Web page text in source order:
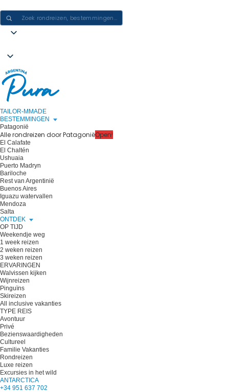
TAILOR-MMADE
BESTEMMINGEN
Patagonië
Alle rondreizen door PatagoniëOpen!
El Calafate
El Chaltén
Ushuaia
Puerto Madryn
Bariloche
Rest van Argentinië
Buenos Aires
Iguazu watervallen
Mendoza
Salta
ONTDEK
OP TIJD
Weekendje weg
1 week reizen
2 weken reizen
3 weken reizen
ERVARINGEN
Walvissen kijken
Wijnreizen
Pinguïns
Skireizen
All inclusive vakanties
TYPE REIS
Avontuur
Privé
Bezienswaardigheden
Cultureel
Familie Vakanties
Rondreizen
Luxe reizen
Excursies in het wild
ANTARCTICA
+34 951 637 702